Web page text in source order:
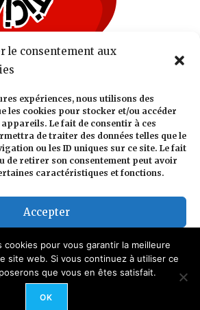
le consentement aux
expériences, nous utilisons des
les cookies pour stocker et/ou accéder
Le fait de consentir à ces
de traiter des données telles que le
ou les ID uniques sur ce site. Le fait
de retirer son consentement peut avoir
caractéristiques et fonctions.
Accepter
Refuser
les préférences
légales
cookies pour vous garantir la meilleure
site web. Si vous continuez à utiliser ce
que vous en êtes satisfait.
OK